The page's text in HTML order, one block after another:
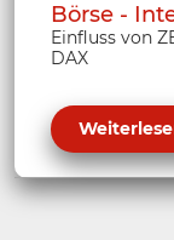
Börse -
Einfluss von
DAX